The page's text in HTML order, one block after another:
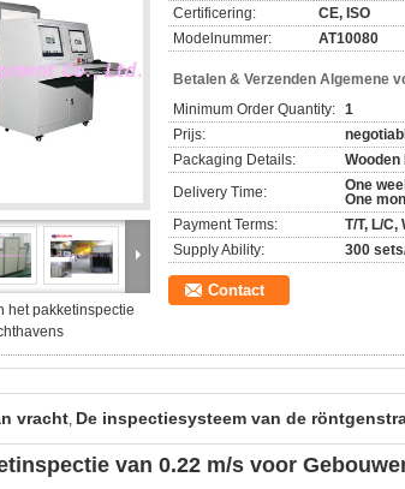
het pakketinspectie
Certificering:
CE, ISO
Modelnummer:
AT10080
Betalen & Verzenden Algemene
Minimum Order Quantity: 1
Prijs:
Packaging Details:
Wooden
Delivery Time:
One
One
Payment Terms:
T/T, L/
Supply Ability:
300
Contact
vracht, De inspectiesysteem van de
van 0.22 m/s voor